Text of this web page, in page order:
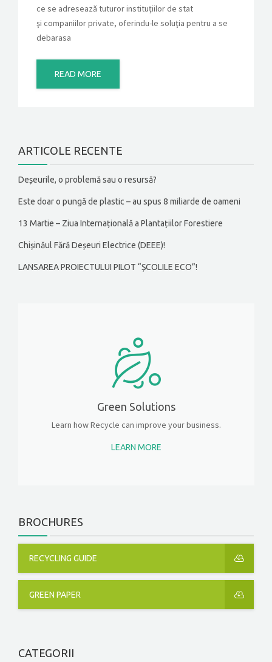
ce se adresează tuturor instituţiilor de stat
şi companiilor private, oferindu-le soluţia pentru a se
debarasa
READ MORE
ARTICOLE RECENTE
Deșeurile, o problemă sau o resursă?
Este doar o pungă de plastic – au spus 8 miliarde de oameni
13 Martie – Ziua Internațională a Plantațiilor Forestiere
Chișinăul Fără Deșeuri Electrice (DEEE)!
LANSAREA PROIECTULUI PILOT “ȘCOLILE ECO”!
Green Solutions
Learn how Recycle can improve your business.
LEARN MORE
BROCHURES
RECYCLING GUIDE
GREEN PAPER
CATEGORII